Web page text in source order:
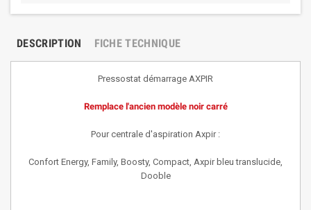
DESCRIPTION FICHE TECHNIQUE
Pressostat démarrage AXPIR
Remplace l'ancien modèle noir carré
Pour centrale d'aspiration Axpir :
Confort Energy, Family, Boosty, Compact, Axpir bleu translucide,
Dooble